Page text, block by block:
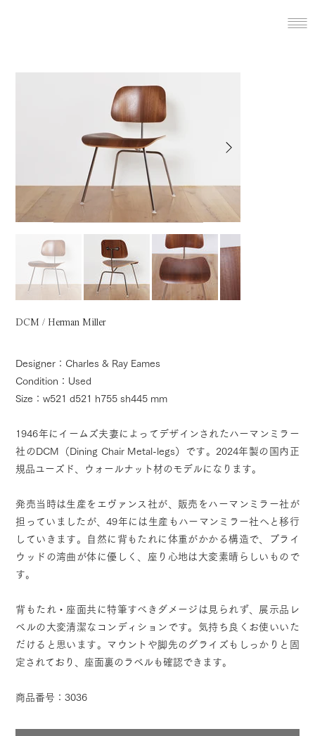
DCM / Herman Miller
Designer：Charles & Ray Eames
Condition：Used
Size：w521 d521 h755 sh445 mm
1946年にイームズ夫妻によってデザインされたハーマンミラー
社のDCM（Dining Chair Metal-legs）です。2024年製の国内正
規品ユーズド、ウォールナット材のモデルになります。
発売当時は生産をエヴァンス社が、販売をハーマンミラー社が
担っていましたが、49年には生産もハーマンミラー社へと移行
していきます。自然に背もたれに体重がかかる構造で、プライ
ウッドの湾曲が体に優しく、座り心地は大変素晴らしいもので
す。
背もたれ・座面共に特筆すべきダメージは見られず、展示品レ
ベルの大変清潔なコンディションです。気持ち良くお使いいた
だけると思います。マウントや脚先のグライズもしっかりと固
定されており、座面裏のラベルも確認できます。
商品番号：3036